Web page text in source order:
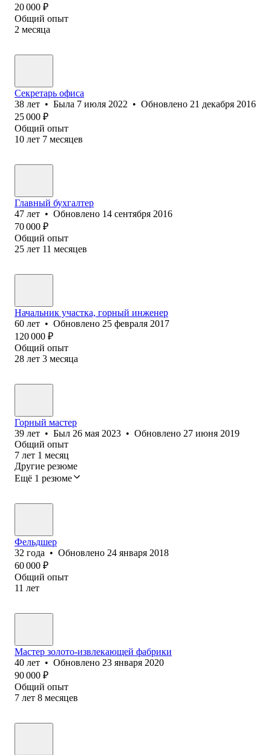
20 000 ₽
Общий опыт
2 месяца
Секретарь офиса
38 лет • Была 7 июля 2022 • Обновлено 21 декабря 2016
25 000 ₽
Общий опыт
10 лет 7 месяцев
Главный бухгалтер
47 лет • Обновлено 14 сентября 2016
70 000 ₽
Общий опыт
25 лет 11 месяцев
Начальник участка, горный инженер
60 лет • Обновлено 25 февраля 2017
120 000 ₽
Общий опыт
28 лет 3 месяца
Горный мастер
39 лет • Был 26 мая 2023 • Обновлено 27 июня 2019
Общий опыт
7 лет 1 месяц
Другие резюме
Ещё 1 резюме
Фельдшер
32 года • Обновлено 24 января 2018
60 000 ₽
Общий опыт
11 лет
Мастер золото-извлекающей фабрики
40 лет • Обновлено 23 января 2020
90 000 ₽
Общий опыт
7 лет 8 месяцев